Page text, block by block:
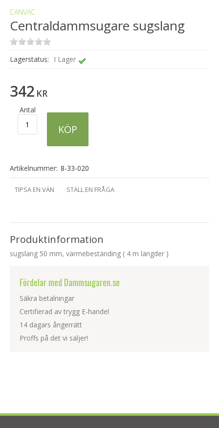
CANVAC
Centraldammsugare sugslang
Lagerstatus: I Lager
342 KR
Antal
KÖP
Artikelnummer: 8-33-020
TIPSA EN VÄN STÄLL EN FRÅGA
Produktinformation
sugslang 50 mm, värmebeständing ( 4 m längder )
Fördelar med Dammsugaren.se
Säkra betalningar
Certifierad av trygg E-handel
14 dagars ångerrätt
Proffs på det vi säljer!